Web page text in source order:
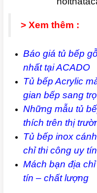
> Xem thêm :
Báo giá tủ bếp
nhất tại ACADO
Tủ bếp Acrylic
gian bếp sang
Những mẫu tủ
thích trên thị
Tủ bếp inox
chỉ thi công uy
Mách bạn địa
tín – chất lượng